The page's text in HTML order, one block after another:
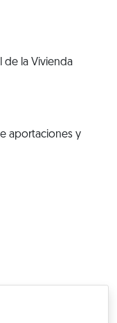
de la Vivienda
aportaciones y